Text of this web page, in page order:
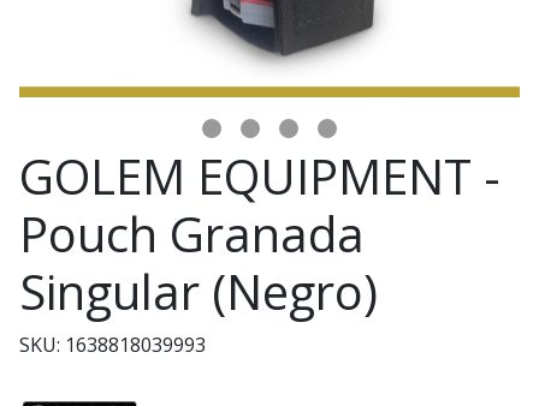
GOLEM EQUIPMENT -
Pouch Granada
Singular (Negro)
SKU: 1638818039993